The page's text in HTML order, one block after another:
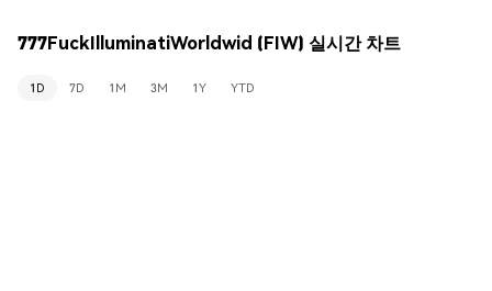
777FuckIlluminatiWorldwid (FIW) 실시간 차트
1D 7D 1M 3M 1Y YTD